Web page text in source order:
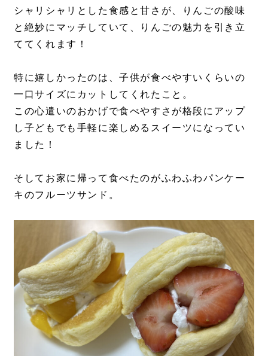
シャリシャリとした食感と甘さが、りんごの酸味
と絶妙にマッチしていて、りんごの魅力を引き立
ててくれます！
特に嬉しかったのは、子供が食べやすいくらいの
一口サイズにカットしてくれたこと。
この心遣いのおかげで食べやすさが格段にアップ
し子どもでも手軽に楽しめるスイーツになってい
ました！
そしてお家に帰って食べたのがふわふわパンケー
キのフルーツサンド。